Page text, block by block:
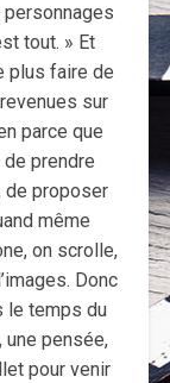
tout. » Et
plus faire de
sur
parce que
prendre
de proposer
même
on scrolle,
Donc
le temps du
une pensée,
pour venir